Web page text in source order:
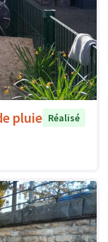
pluie Réalisé